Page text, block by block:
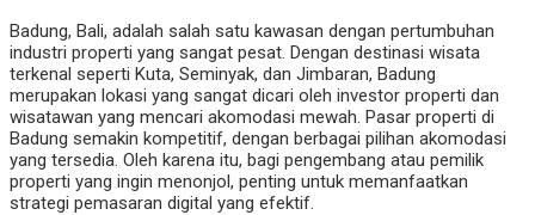
Badung, Bali, adalah salah satu kawasan dengan pertumbuhan
industri properti yang sangat pesat. Dengan destinasi wisata
terkenal seperti Kuta, Seminyak, dan Jimbaran, Badung
merupakan lokasi yang sangat dicari oleh investor properti dan
wisatawan yang mencari akomodasi mewah. Pasar properti di
Badung semakin kompetitif, dengan berbagai pilihan akomodasi
yang tersedia. Oleh karena itu, bagi pengembang atau pemilik
properti yang ingin menonjol, penting untuk memanfaatkan
strategi pemasaran digital yang efektif.